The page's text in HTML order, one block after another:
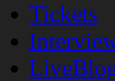
Tickets